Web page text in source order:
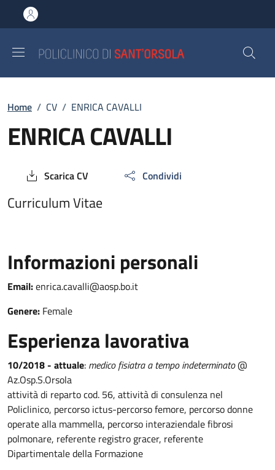
al contenuto principale
to footer content
Breadcrumb
Home / CV / ENRICA CAVALLI
ENRICA CAVALLI
Scarica CV Condividi
Curriculum Vitae
Informazioni personali
Email:enrica.cavalli@aosp.bo.it
Genere: Female
Esperienza lavorativa
10/2018 - attuale: medico fisiatra a tempo indeterminato@
Az.Osp.S.Orsola
attività di reparto cod. 56, attività di consulenza nel
Policlinico, percorso ictus-percorso femore, percorso donne
operate alla mammella, percorso interaziendale fibrosi
polmonare, referente registro gracer, referente
Dipartimentale della Formazione